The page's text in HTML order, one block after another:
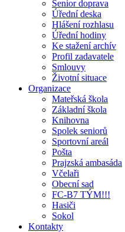
Senior doprava
Úřední deska
Hlášení rozhlasu
Úřední hodiny
Ke stažení archív
Profil zadavatele
Smlouvy
Životní situace
Organizace
Mateřská škola
Základní škola
Knihovna
Spolek seniorů
Sportovní areál
Pošta
Prajzská ambasáda
Včelaři
Obecní sad
FC-B7 TÝM!!!
Hasiči
Sokol
Kontakty